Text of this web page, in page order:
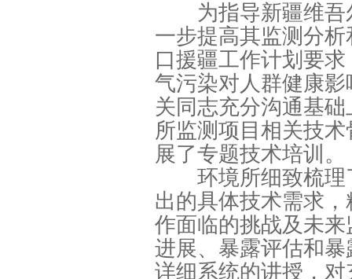
为指导新疆维吾
一步提高其监测分
口援疆工作计划要
气污染对人群健康
关同志充分沟通基
所监测项目相关技
展了专题技术培训。
环境所细致梳理
出的具体技术需求
作面临的挑战及未
进展、暴露评估和
详细系统的讲授，